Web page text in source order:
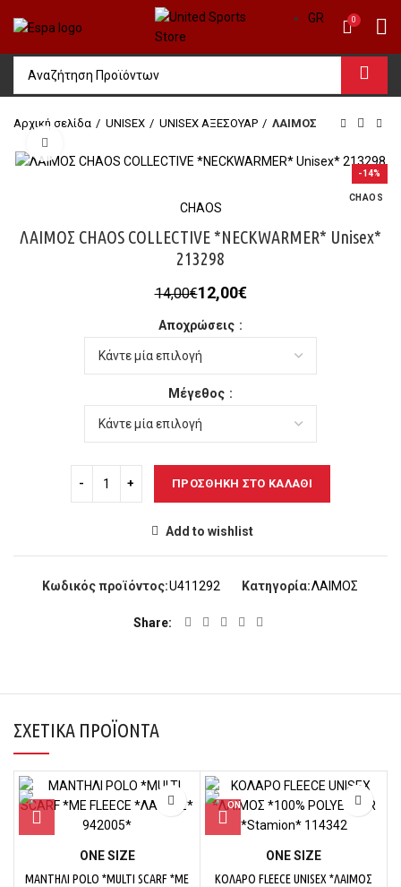
GR 0
Αρχική σελίδα UΝΙSΕΧ UNISEX ΑΞΕΣΟΥΑΡ ΛΑΙΜΟΣ
-14%
CHAOS
CHAOS
ΛΑΙΜΟΣ CHAOS COLLECTIVE *NECKWARMER* Unisex*
213298
14,00€Original
was:
14,00€.
12,00€Η
Αποχρώσεις
Μέγεθος
ΠΡΟΣΘΉΚΗ ΣΤΟ ΚΑΛΆΘΙ
Add to wishlist
Κωδικός προϊόντος:U411292 Κατηγορία:ΛΑΙΜΟΣ
Share
ΣΧΕΤΙΚΆ ΠΡΟΪΌΝΤΑ
ΟΝΕ SΙΖΕ
ΜΑΝΤΗΛΙ POLO *MULTI SCARF *ME
ΟΝΕ SΙΖΕ
ΚΟΛΑΡΟ FLEECE UNISEX *ΛΑΙΜΟΣ